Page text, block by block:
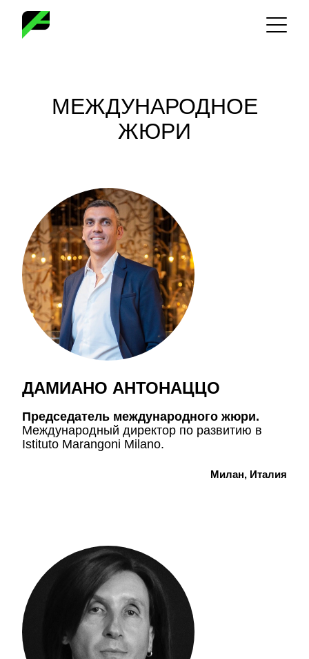
content
МЕЖДУНАРОДНОЕ
ЖЮРИ
ДАМИАНО АНТОНАЦЦО
Председатель международного жюри.
Международный директор по развитию в
Istituto Marangoni Milano.
Милан, Италия